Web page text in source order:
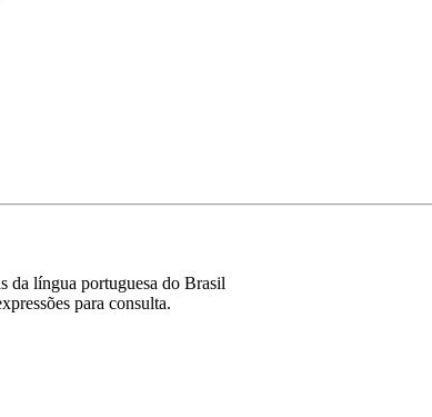
da língua portuguesa do Brasil
para consulta.